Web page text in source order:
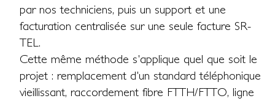
par nos techniciens, puis un support et une
facturation centralisée sur une seule facture SR-
TEL.
Cette même méthode s'applique quel que soit le
projet : remplacement d'un standard téléphonique
vieillissant, raccordement fibre FTTH/FTTO, ligne